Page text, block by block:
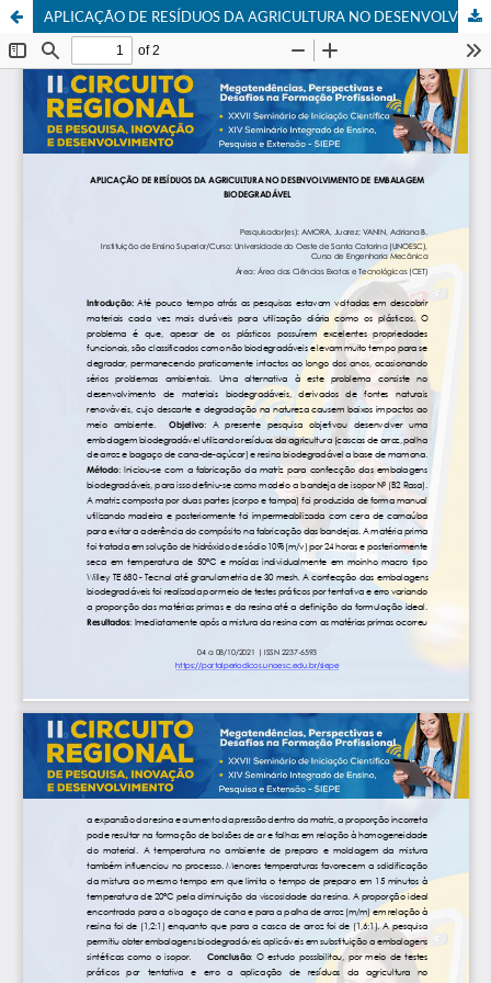
APLICAÇÃO DE RESÍDUOS DA AGRICULTURA NO DESENVOLVIMENTO DE EMBALAGEM BIODEGRADÁVEL